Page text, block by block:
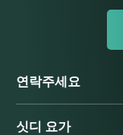
연락주세요
싯디 요가